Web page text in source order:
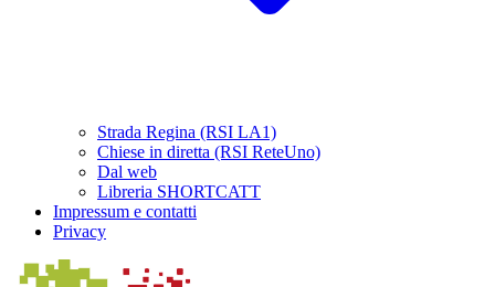
Strada Regina (RSI LA1)
Chiese in diretta (RSI ReteUno)
Dal web
Libreria SHORTCATT
Impressum e contatti
Privacy